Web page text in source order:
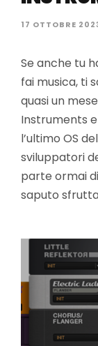
17 OTTOBRE
Se anche tu
fai musica, ti
quasi un
Instruments
l’ultimo OS
sviluppatori
parte ormai
saputo